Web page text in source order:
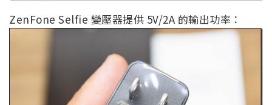
ZenFone Selfie 變壓器提供 5V/2A 的輸出功率：